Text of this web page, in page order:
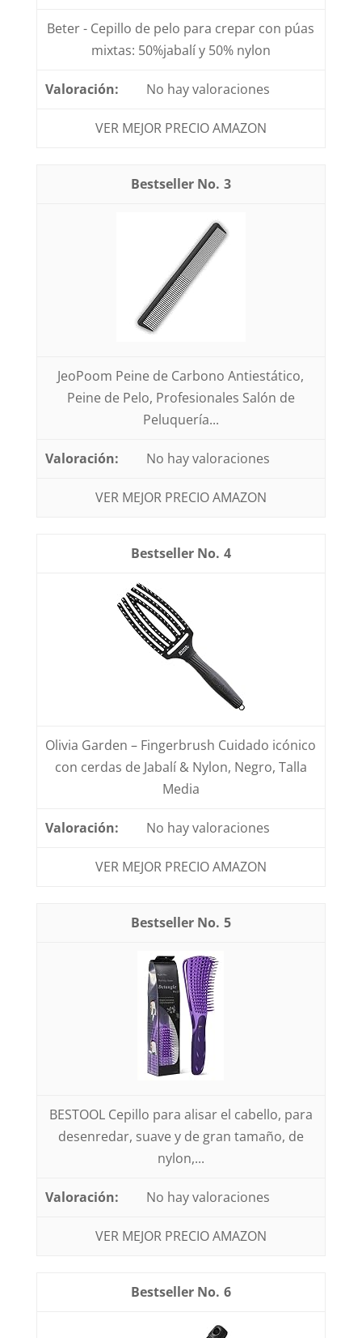
Beter - Cepillo de pelo para crepar con púas
mixtas: 50%jabalí y 50% nylon
No hay valoraciones
VER MEJOR PRECIO AMAZON
3
JeoPoom Peine de Carbono Antiestático,
Peine de Pelo, Profesionales Salón de
Peluquería...
No hay valoraciones
VER MEJOR PRECIO AMAZON
4
Olivia Garden – Fingerbrush Cuidado icónico
con cerdas de Jabalí & Nylon, Negro, Talla
Media
No hay valoraciones
VER MEJOR PRECIO AMAZON
5
BESTOOL Cepillo para alisar el cabello, para
desenredar, suave y de gran tamaño, de
nylon,...
No hay valoraciones
VER MEJOR PRECIO AMAZON
6